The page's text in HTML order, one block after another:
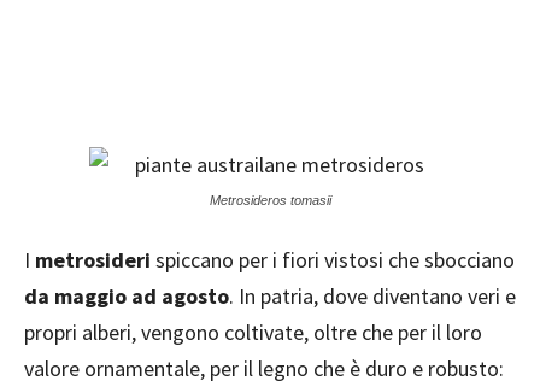
Metrosideros tomasii
I metrosideri spiccano per i fiori vistosi che sbocciano
da maggio ad agosto. In patria, dove diventano veri e
propri alberi, vengono coltivate, oltre che per il loro
valore ornamentale, per il legno che è duro e robusto: